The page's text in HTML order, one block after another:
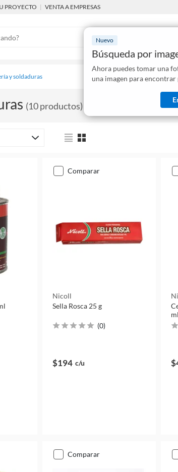
PROYECTO | VENTA A EMPRESAS
Nuevo
Búsqueda por
Ahora puedes tomar una
una imagen para
y soldaduras
(10productos)
comparar
Nicoll
Sella Rosca 25 g
(0)
$194 c/u
comparar